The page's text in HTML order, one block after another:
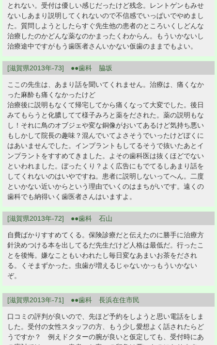
とれない。受付は優しい感じだったけど残念。レントゲンもみせ
ないしあまり説明してくれないので不信感でいっぱいでやめまし
た。質問しようとしたらすぐ先生他の患者のところいくしどんな
治療したのかどんな薬なのかまったくわからん。もういかないし
治療途中ですがもう歯医者さんいかない仮歯のままでもよい。
[滋賀県2013年-73] ●●歯科 脇坂
ここの先生は、あまり話を聞いてくれません。治療は、痛くなか
った麻酔も痛くなかったけど
治療後に説明もなくて帰宅してから痛くなって大変でした。後日
みてもらうと化膿してて様子みろと薬をだされた。薬の説明もな
し！それに鳥のオブジェや変な銅像がおいてあるけど気持ち悪い
もしかして院長の趣味？混んでいてよさそうでいったけどぼくに
はあいませんでした。インプラントもしてるそうで抜いたあとイ
ンプラントをすすめてきました。よその歯科医は抜くほどでない
といわれました。ぼったくり？よく広告にもでてるしあまり話を
してくれないのはいやですね。患者に説明しないってへん。二度
といかない近いからという理由でいくのはまちがいです。遠くの
歯科でも納得いく歯医者さんはいますよ。
[滋賀県2013年-72] ●●歯科 石山
自費ばかりすすめてくる。保険診療だと伝えたのに勝手に治療方
針決めつける本を出してるだ先生だけど人格は最低だ。行ったこ
とを後悔。嫌なこともいわれたし毎日変なあまいお茶をだされ
る。くそまずかった。虫歯が増えるじゃないかっもういかない
ぞ。
[滋賀県2013年-71] ●●歯科 長浜在住市民
口コミの評判が良いので、先ほど予約をしようと思い電話をしま
した。受付の女性スタッフの方、もう少し愛想よく話されたらど
うですか？ 例えドクターの腕が良いと仮定しても、受付時にあ